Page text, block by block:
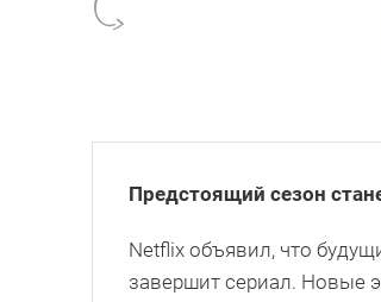
Предстоящий сезон
Netflix объявил, что
завершит сериал. Новые